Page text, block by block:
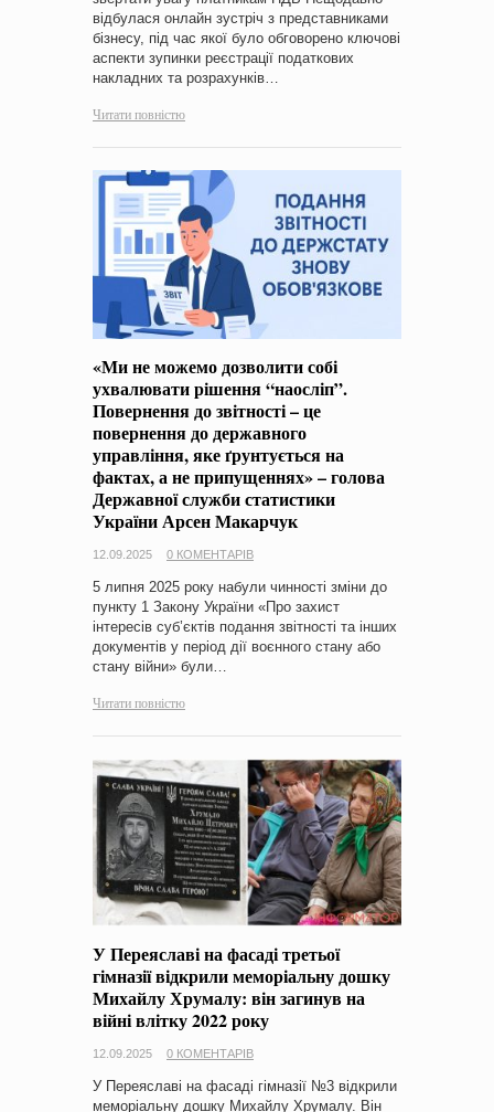
відбулася онлайн зустріч з представниками
бізнесу, під час якої було обговорено ключові
аспекти зупинки реєстрації податкових
накладних та розрахунків…
Читати повністю
«Ми не можемо дозволити собі
ухвалювати рішення “наосліп”.
Повернення до звітності – це
повернення до державного
управління, яке ґрунтується на
фактах, а не припущеннях» – голова
Державної служби статистики
України Арсен Макарчук
12.09.2025 0 КОМЕНТАРІВ
5 липня 2025 року набули чинності зміни до
пункту 1 Закону України «Про захист
інтересів суб’єктів подання звітності та інших
документів у період дії воєнного стану або
стану війни» були…
Читати повністю
У Переяславі на фасаді третьої
гімназії відкрили меморіальну дошку
Михайлу Хрумалу: він загинув на
війні влітку 2022 року
12.09.2025 0 КОМЕНТАРІВ
У Переяславі на фасаді гімназії №3 відкрили
меморіальну дошку Михайлу Хрумалу. Він